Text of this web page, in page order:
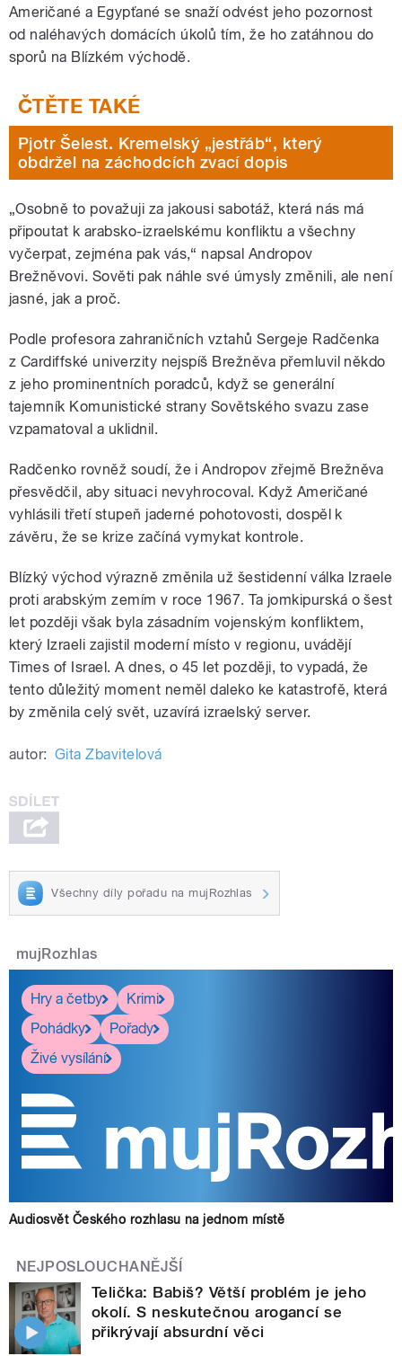
Američané a Egypťané se snaží odvést jeho pozornost
od naléhavých domácích úkolů tím, že ho zatáhnou do
sporů na Blízkém východě.
Pjotr Šelest. Kremelský „jestřáb“, který
obdržel na záchodcích zvací dopis
„Osobně to považuji za jakousi sabotáž, která nás má
připoutat k arabsko-izraelskému konfliktu a všechny
vyčerpat, zejména pak vás,“ napsal Andropov
Brežněvovi. Sověti pak náhle své úmysly změnili, ale není
jasné, jak a proč.
Podle profesora zahraničních vztahů Sergeje Radčenka
z Cardiffské univerzity nejspíš Brežněva přemluvil někdo
z jeho prominentních poradců, když se generální
tajemník Komunistické strany Sovětského svazu zase
vzpamatoval a uklidnil.
Radčenko rovněž soudí, že i Andropov zřejmě Brežněva
přesvědčil, aby situaci nevyhrocoval. Když Američané
vyhlásili třetí stupeň jaderné pohotovosti, dospěl k
závěru, že se krize začíná vymykat kontrole.
Blízký východ výrazně změnila už šestidenní válka Izraele
proti arabským zemím v roce 1967. Ta jomkipurská o šest
let později však byla zásadním vojenským konfliktem,
který Izraeli zajistil moderní místo v regionu, uvádějí
Times of Israel. A dnes, o 45 let později, to vypadá, že
tento důležitý moment neměl daleko ke katastrofě, která
by změnila celý svět, uzavírá izraelský server.
autor: Gita Zbavitelová
Všechny díly pořadu na mujRozhlas
mujRozhlas
Hry a četby
Krimi
Pohádky
Pořady
Živé vysílání
Audiosvět Českého rozhlasu na jednom místě
NEJPOSLOUCHANĚJŠÍ
Telička: Babiš? Větší problém je jeho
okolí. S neskutečnou arogancí se
přikrývají absurdní věci